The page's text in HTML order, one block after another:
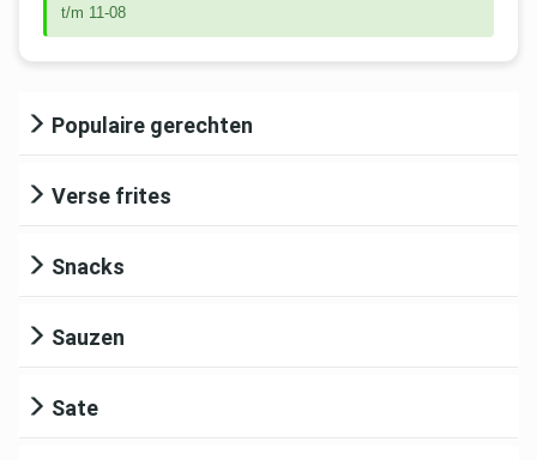
t/m 11-08
Populaire gerechten
Verse frites
Snacks
Sauzen
Sate